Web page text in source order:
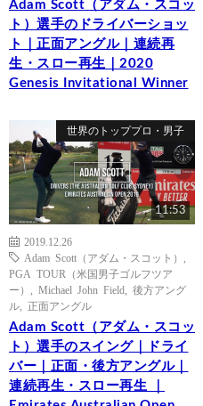
Adam Scott（アダム・スコッ
ト）選手のドライバーショッ
ト｜正面アングル｜連続再
生・スロー再生｜2020
Genesis Invitational Winner
世界のトッププロ・男子
11:53
2019.12.26
Adam Scott（アダム・スコット）
PGA TOUR（米国男子ゴルフツア
ー）
Michael John Field
後方アング
ル
正面アングル
Adam Scott（アダム・スコッ
ト）選手のスイング｜ドライ
バー｜正面・後方アングル｜
連続再生・スロー再生 ｜